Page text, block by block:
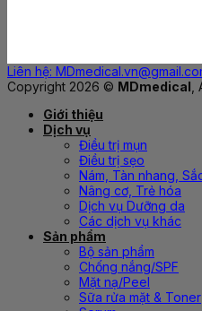
Liên hệ:
Copyright 2026 © MDmedical
Giới thiệu
Dịch vụ
Điều trị mụn
Điều trị sẹo
Nám, Tàn nhang,
Nâng cơ, Trẻ hóa
Dịch vụ Dưỡng da
Các dịch vụ khác
Sản phẩm
Bộ sản phẩm
Chống nắng/SPF
Mặt nạ/Peel
Sữa rửa mặt & Toner